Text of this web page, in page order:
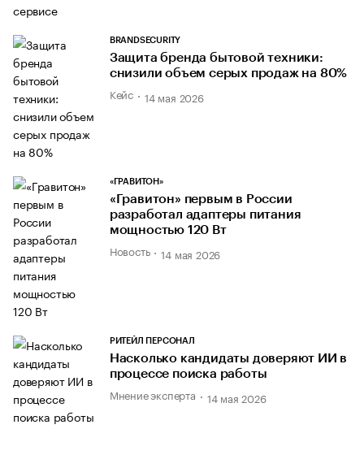
BRANDSECURITY
Защита бренда бытовой техники:
снизили объем серых продаж на 80%
Кейс 14 мая 2026
«ГРАВИТОН»
«Гравитон» первым в России
разработал адаптеры питания
мощностью 120 Вт
Новость 14 мая 2026
РИТЕЙЛ ПЕРСОНАЛ
Насколько кандидаты доверяют ИИ в
процессе поиска работы
Мнение эксперта 14 мая 2026